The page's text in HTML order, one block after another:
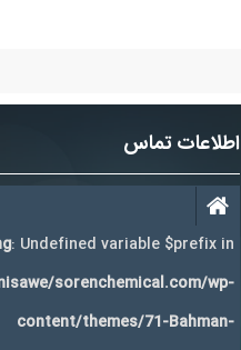
اطلاعات تماس
: Undefined variable $prefix in
sorenchemical.com/wp-
content/themes/71-Bahman-